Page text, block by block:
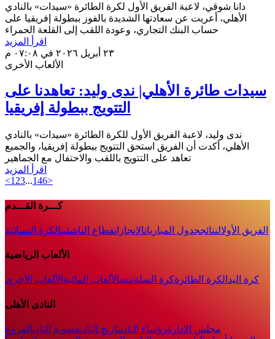
دانا شوقي، لاعبة الفريق الأول لكرة الطائرة «سيدات» بالنادي
الأهلي، أعربت عن سعادتها الشديدة بالفوز ببطولة إفريقيا على
حساب البنك ‏التجاري، وعودة اللقب إلى القلعة الحمراء
اقرأ المزيد
٢٣ أبريل ٢٠٢٦ في ٠٧:٠٨ م
الألعاب الأخرى
سيدات طائرة الأهلي| ندى وليد: تعاهدنا على
التتويج ببطولة إفريقيا
ندى وليد، لاعبة الفريق الأول للكرة الطائرة «سيدات» بالنادي
الأهلي، أكدت أن الفريق استحق التتويج ببطولة إفريقيا، و‏الجميع
تعاهد على ‏التتويج باللقب والاحتفال مع الجماهير
اقرأ المزيد
<1 23...146>
كـــرة القـــدم
الفريق الأولالنتائججدول المبارياتالإنجازاتقطاع الناشئينالكرة النسائية
الألعاب الرياضية
كرة اليد الكرة الطائرةكرة السلةتنسالألعاب المائية الألعاب الأخرى
النادى الأهلى
مجلس الإدارةرؤساء النادىتاريخ النادىعضوية النادىالفروع